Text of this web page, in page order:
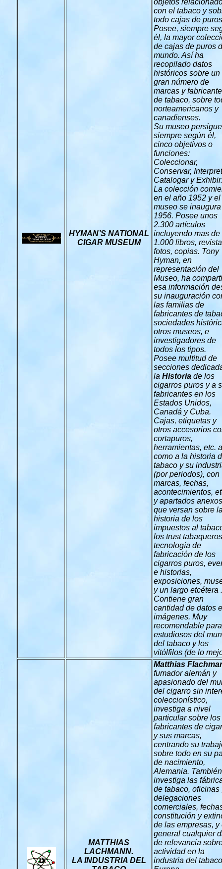
HYMAN’S NATIONAL
CIGAR MUSEUM
objetos
con el tabaco y
todo cajas de
Posee, siempre
él, la mayor
de cajas de puros
mundo. Así ha
recopilado datos
históricos sobre un
gran número de
marcas y
de tabaco, sobre
norteamericanos y
canadienses.
Su museo
siempre según él,
cinco objetivos o
funciones:
Coleccionar,
Conservar,
Catalogar y Exhibir.
La colección
en el año 1952 y el
museo se
1956. Posee unos
2.300 artículos
incluyendo mas de
1.000 libros,
fotos, copias. Tony
Hyman, en
representación del
Museo, ha
esa información
su inauguración
las familias de
fabricantes de
sociedades
otros museos, e
investigadores de
todos los tipos.
Posee multitud de
secciones
la Historia de los
cigarros puros y a
fabricantes en los
Estados Unidos,
Canadá y Cuba.
Cajas, etiquetas y
otros accesorios
cortapuros,
herramientas, etc.
como a la historia
tabaco y su
(por periodos), con
marcas, fechas,
acontecimientos,
y apartados anexos
que versan sobre
historia de los
impuestos al
los trust
tecnología de
fabricación de los
cigarros puros,
e historias,
exposiciones,
y un largo etcétera
Contiene gran
cantidad de datos e
imágenes. Muy
recomendable
estudiosos del
del tabaco y los
vitólfilos (de lo
MATTHIAS
LACHMANN.
LA INDUSTRIA DEL
Matthias
fumador alemán y
apasionado del
del cigarro sin
coleccionístico,
investiga a nivel
particular sobre los
fabricantes de
y sus marcas,
centrando su
sobre todo en su
de nacimiento,
Alemania. También
investiga las
de tabaco, oficinas
delegaciones
comerciales,
constitución y
de las empresas, y
general cualquier
de relevancia
actividad en la
industria del